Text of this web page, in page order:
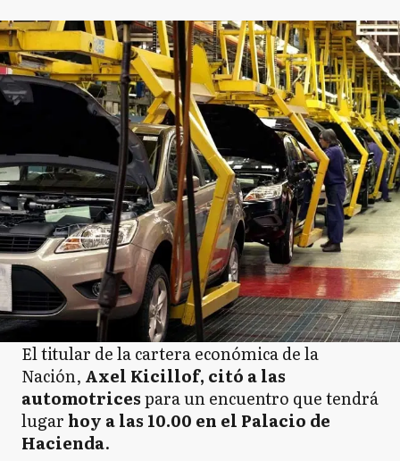
El titular de la cartera económica de la
Nación, Axel Kicillof, citó a las
automotricespara un encuentro que tendrá
lugar hoy a las 10.00 en el Palacio de
Hacienda.